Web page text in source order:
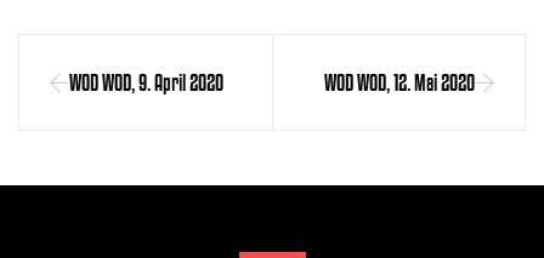
WOD WOD, 9. April 2020 WOD WOD, 12. Mai 2020